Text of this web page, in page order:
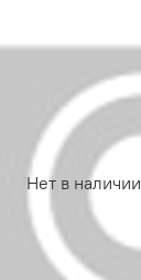
Нет в наличии